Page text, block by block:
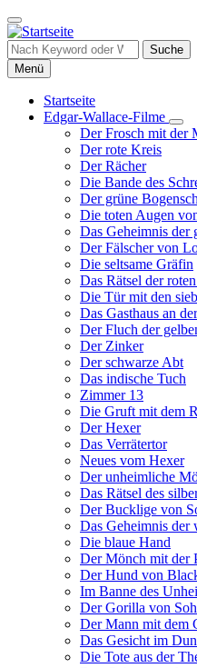
Direkt
zum
Inhalt
Suche
Menü
Hauptnavigation
Startseite
Edgar-Wallace-Filme
von
Der Frosch mit der
Der rote Kreis
Der Rächer
Die Bande des
Der grüne
Die toten Augen
Das Geheimnis der
Der Fälscher von
Die seltsame Gräfin
Das Rätsel der
Die Tür mit den
Das Gasthaus an
Der Fluch der
Der Zinker
Der schwarze Abt
Das indische Tuch
Zimmer 13
Die Gruft mit dem
Der Hexer
Das Verrätertor
Neues vom Hexer
Der unheimliche
Das Rätsel des
Der Bucklige von
Das Geheimnis der
Die blaue Hand
Der Mönch mit der
Der Hund von
Im Banne des
Der Gorilla von
Der Mann mit dem
Das Gesicht im
Die Tote aus der